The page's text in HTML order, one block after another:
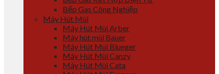
Bếp Gas Công Nghiệp
Máy Hút Mùi
Máy Hút Mùi Arber
Máy hút mùi Bauer
Máy Hút Mùi Blueger
Máy Hút Mùi Canzy
Máy Hút Mùi Cata